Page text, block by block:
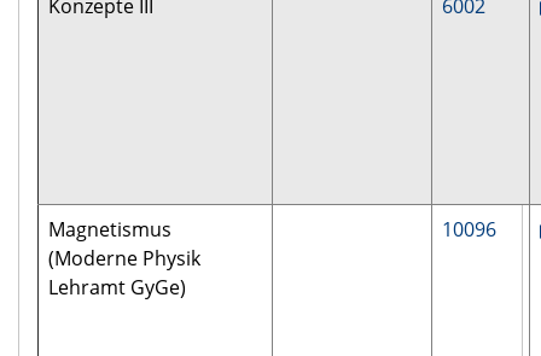
Konzepte III 6002
Magnetismus
(Moderne Physik
Lehramt GyGe)
10096